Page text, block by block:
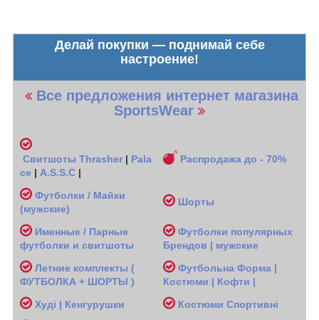
Делай покупки — поднимай себе
настроение!
Все предложения интернет магазина
SportsWear
Свитшоты Thrasher | Pala
ce | A.S.S.C |
Распродажа до - 70%
Футболки / Майки
(мужские)
Шорты
Именные / Парные
футболки и свитшоты
Футболки популярных
Брендов | мужские
Летние комплекты (
ФУТБОЛКА + ШОРТЫ )
Футбольна Форма |
Костюми | Кофти |
Худі | Кенгурушки
Костюми Спортивні